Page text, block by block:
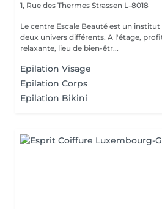
1, Rue des Thermes Strassen L-8018
Le centre Escale Beauté est un
deux univers différents. A l'étage, profitez d'une atmosphère
relaxante, lieu de bien-êtr...
Epilation Visage
Epilation Corps
Epilation Bikini